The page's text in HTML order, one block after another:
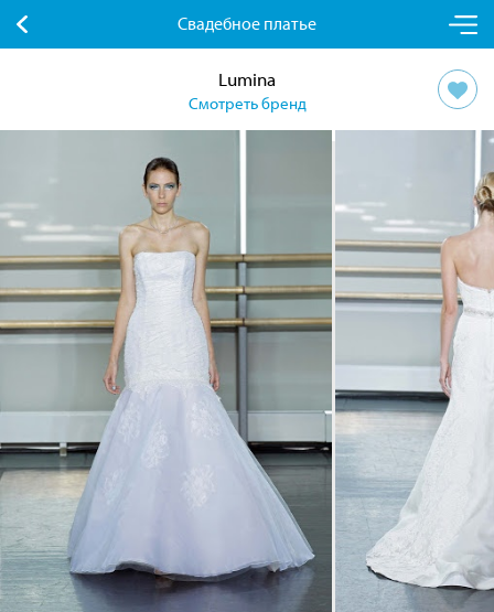
Свадебное платье
Lumina
Смотреть бренд